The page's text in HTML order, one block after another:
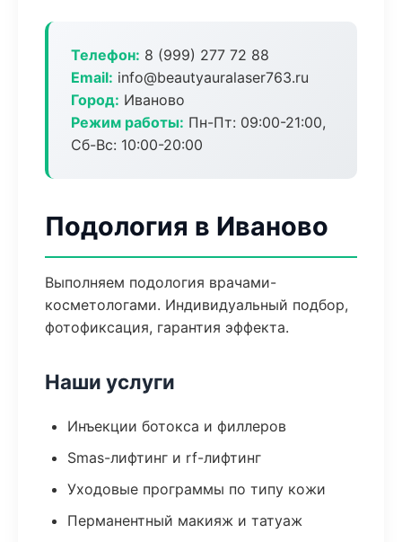
Телефон: 8 (999) 277 72 88
Email: info@beautyauralaser763.ru
Город: Иваново
Режим работы: Пн-Пт: 09:00-21:00,
Сб-Вс: 10:00-20:00
Подология в Иваново
Выполняем подология врачами-
косметологами. Индивидуальный подбор,
фотофиксация, гарантия эффекта.
Наши услуги
Инъекции ботокса и филлеров
Smas-лифтинг и rf-лифтинг
Уходовые программы по типу кожи
Перманентный макияж и татуаж